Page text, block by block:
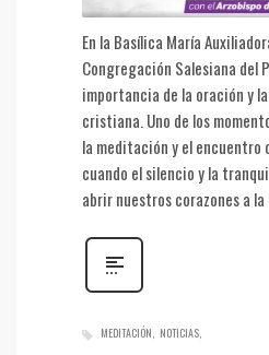
En la Basílica María
Congregación Salesiana del
importancia de la oración y
cristiana. Uno de los
la meditación y el encuentro
cuando el silencio y la
abrir nuestros corazones a la
MEDITACIÓN NOTICIAS